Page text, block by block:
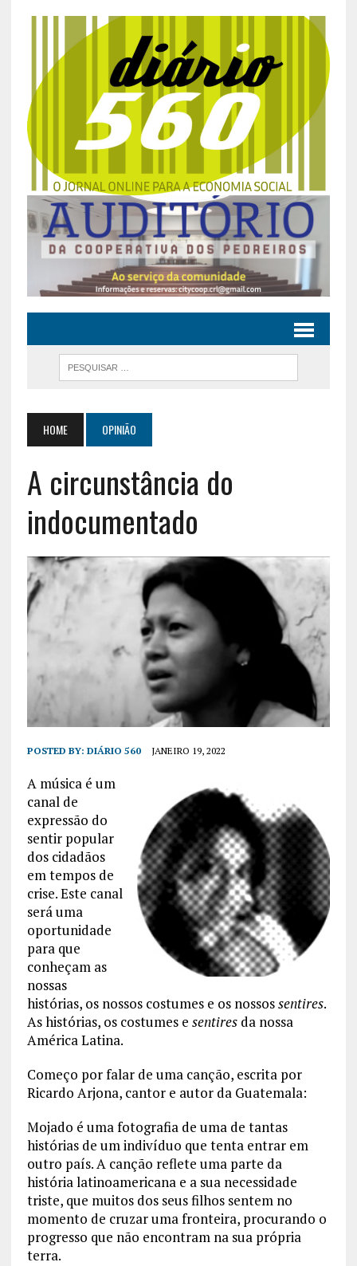
HOME OPINIÃO
A circunstância do
indocumentado
POSTED BY: DIÁRIO 560 JANEIRO 19, 2022
A música é um
canal de
expressão do
sentir popular
dos cidadãos
em tempos de
crise. Este canal
será uma
oportunidade
para que
conheçam as
nossas
histórias, os nossos costumes e os nossossentires.
As histórias, os costumes e sentiresda nossa
América Latina.
Começo por falar de uma canção, escrita por
Ricardo Arjona, cantor e autor da Guatemala:
Mojado é uma fotografia de uma de tantas
histórias de um indivíduo que tenta entrar em
outro país. A canção reflete uma parte da
história latinoamericana e a sua necessidade
triste, que muitos dos seus filhos sentem no
momento de cruzar uma fronteira, procurando o
progresso que não encontram na sua própria
terra.